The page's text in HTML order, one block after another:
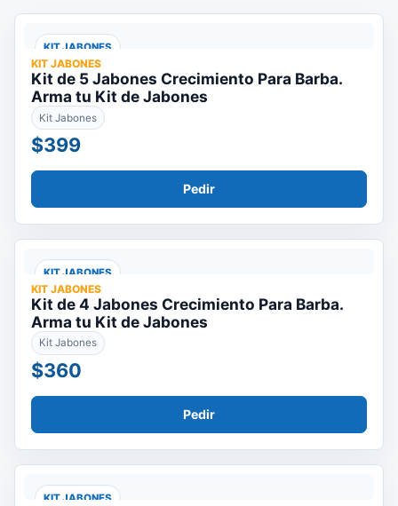
KIT JABONES
KIT JABONES
Kit de 5 Jabones Crecimiento Para Barba.
Arma tu Kit de Jabones
Kit Jabones
$399
Pedir
KIT JABONES
KIT JABONES
Kit de 4 Jabones Crecimiento Para Barba.
Arma tu Kit de Jabones
Kit Jabones
$360
Pedir
KIT JABONES